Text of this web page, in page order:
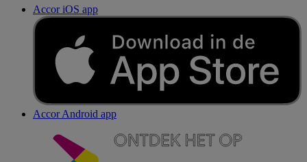
Accor iOS app
Accor Android app